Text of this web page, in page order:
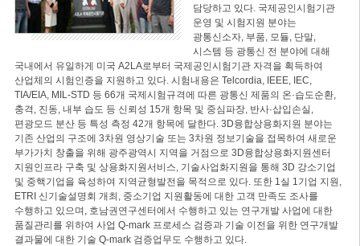
담당하고 있다. 국제공인시험기관
운영 및 시험지원 분야는
광통신소자, 부품, 모듈, 단말,
시스템 등 광통신 전 분야에 대해
국내에서 유일하게 미국 A2LA로부터 국제공인시험기관 자격을 획득하여
산업체의 시험인증을 지원하고 있다. 시험내용은 Telcordia, IEEE, IEC,
TIA/EIA, MIL-STD 등 66개 국제시험규격에 따른 광통신 제품의 온·습도순환,
충격, 진동, 내부 습도 등 신뢰성 15개 항목 및 중심파장, 반사·삽입손실,
편광모드 분산 등 특성 측정 42개 항목에 달한다. 3D융합상용화지원 분야는
기존 산업의 구조에 3차원 영상기술 또는 3차원 정보기술을 접목하여 새로운
부가가치 창출을 위해 광주광역시 지역을 거점으로 3D융합상용화지원센터
지원인프라 구축 및 상용화지원서비스, 기술사업화지원을 통해 3D 강소기업
및 중핵기업을 육성하여 지역균형발전을 목적으로 있다. 또한 1실 1기업 지원,
ETRI 신기술설명회 개최, 중소기업 지원활동에 대한 고객 만족도 조사를
수행하고 있으며, 호남권연구센터에서 수행하고 있는 연구개발 사업에 대한
품질관리를 위하여 사업 Q-mark 프로세스 검증과 기술 이전을 위한 연구개발
결과물에 대한 기술 Q-mark 검증업무도 수행하고 있다.